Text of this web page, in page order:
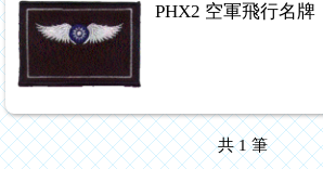
PHX2 空軍飛行名牌
共1筆